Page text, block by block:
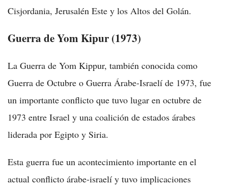
Cisjordania, Jerusalén Este y los Altos del Golán.
Guerra de Yom Kipur (1973)
La Guerra de Yom Kippur, también conocida como
Guerra de Octubre o Guerra Árabe-Israelí de 1973, fue
un importante conflicto que tuvo lugar en octubre de
1973 entre Israel y una coalición de estados árabes
liderada por Egipto y Siria.
Esta guerra fue un acontecimiento importante en el
actual conflicto árabe-israelí y tuvo implicaciones